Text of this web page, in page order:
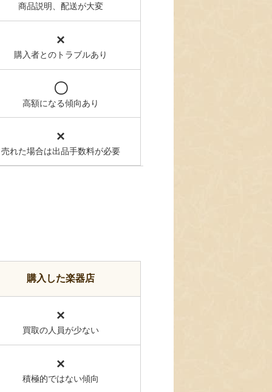
商品説明、配送が大変
×
購入者とのトラブルあり
〇
高額になる傾向あり
×
売れた場合は出品手数料が必要
購入した楽器店
×
買取の人員が少ない
×
積極的ではない傾向